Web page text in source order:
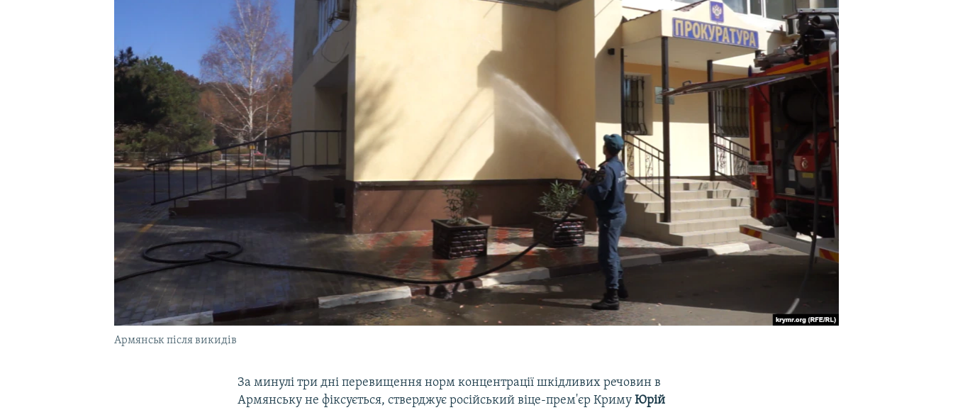
УКРАЇНСЬКА ПРОБЛЕМА КРИМУ
Армянськ після викидів
За минулі три дні перевищення норм концентрації шкідливих речовин в
Армянську не фіксується, стверджує російський віце-прем'єр КримуЮрій